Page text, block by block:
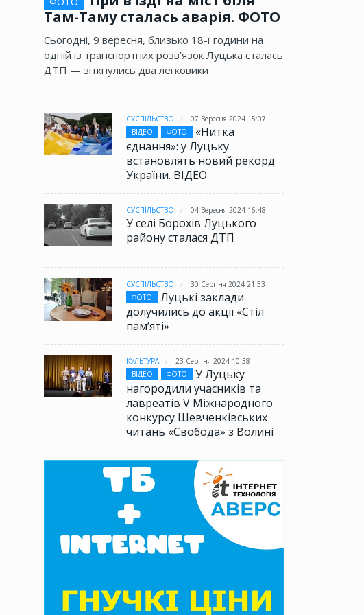
Там-Таму сталась аварія. ФОТО
Сьогодні, 9 вересня, близько 18-ї години на
одній із транспортних розв’язок Луцька сталась
ДТП — зіткнулись два легковики
СУСПІЛЬСТВО
07 Вересня 2024 15:07
ВІДЕО
ФОТО
«Нитка
єднання»: у Луцьку
встановлять новий рекорд
України. ВІДЕО
СУСПІЛЬСТВО 04 Вересня 2024 16:48
У селі Борохів Луцького
району сталася ДТП
СУСПІЛЬСТВО
30 Серпня 2024 21:53
ФОТО
Луцькі заклади
долучились до акції «Стіл
памʼяті»
КУЛЬТУРА
23 Серпня 2024 10:38
ВІДЕО
ФОТО
У Луцьку
нагородили учасників та
лавреатів V Міжнародного
конкурсу Шевченківських
читань «Свобода» з Волині